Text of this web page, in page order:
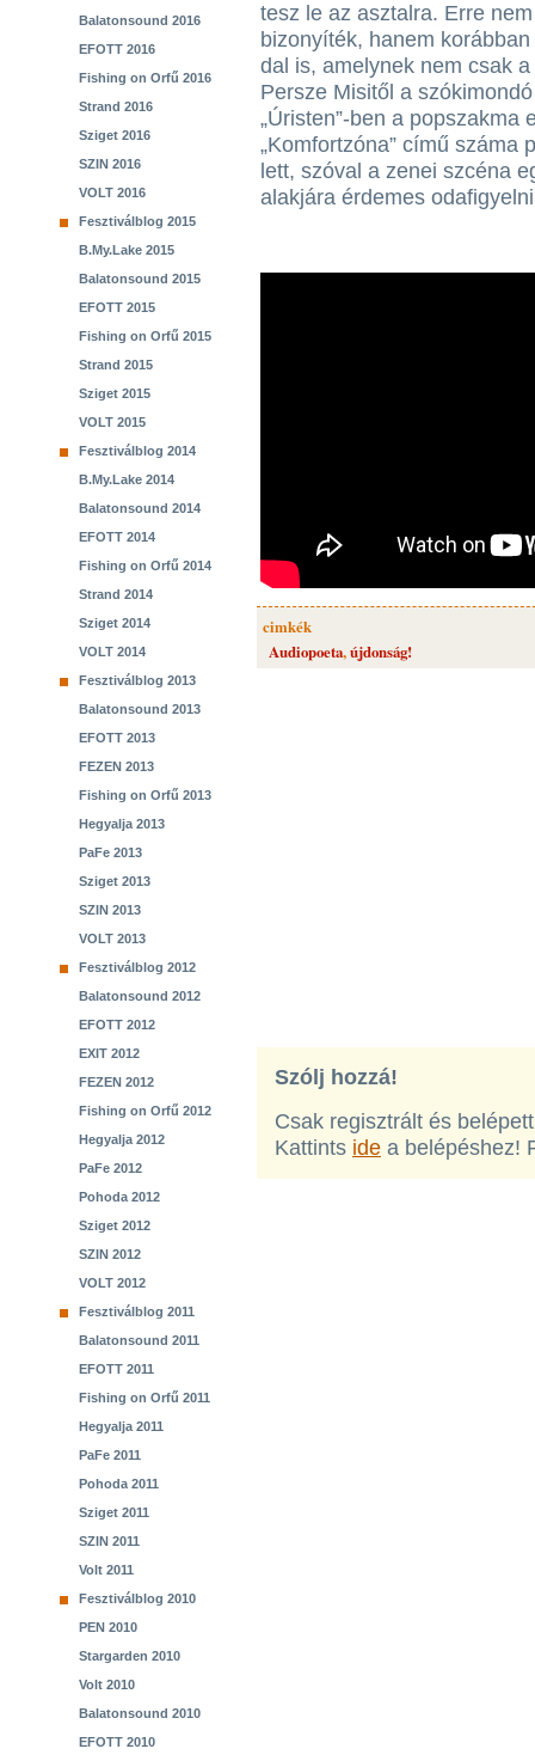
Balatonsound 2016
EFOTT 2016
Fishing on Orfű 2016
Strand 2016
Sziget 2016
SZIN 2016
VOLT 2016
Fesztiválblog 2015
B.My.Lake 2015
Balatonsound 2015
EFOTT 2015
Fishing on Orfű 2015
Strand 2015
Sziget 2015
VOLT 2015
Fesztiválblog 2014
B.My.Lake 2014
Balatonsound 2014
EFOTT 2014
Fishing on Orfű 2014
Strand 2014
Sziget 2014
VOLT 2014
Fesztiválblog 2013
Balatonsound 2013
EFOTT 2013
FEZEN 2013
Fishing on Orfű 2013
Hegyalja 2013
PaFe 2013
Sziget 2013
SZIN 2013
VOLT 2013
Fesztiválblog 2012
Balatonsound 2012
EFOTT 2012
EXIT 2012
FEZEN 2012
Fishing on Orfű 2012
Hegyalja 2012
PaFe 2012
Pohoda 2012
Sziget 2012
SZIN 2012
VOLT 2012
Fesztiválblog 2011
Balatonsound 2011
EFOTT 2011
Fishing on Orfű 2011
Hegyalja 2011
PaFe 2011
Pohoda 2011
Sziget 2011
SZIN 2011
Volt 2011
Fesztiválblog 2010
PEN 2010
Stargarden 2010
Volt 2010
Balatonsound 2010
EFOTT 2010
tesz le az asztalra. Erre
bizonyíték, hanem
dal is, amelynek nem csak
Persze Misitől a
„Úristen”-ben a popszakma
„Komfortzóna” című száma
lett, szóval a zenei szcéna
alakjára érdemes
cimkék
Audiopoeta,újdonság!
Szólj hozzá!
Csak regisztrált és
Kattints ide a belépéshez!